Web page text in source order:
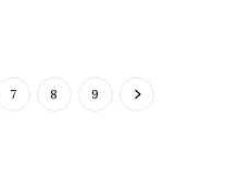
7 8 9